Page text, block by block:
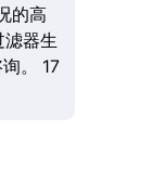
的高
滤器生
。 17